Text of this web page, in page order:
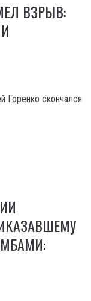
ВЗРЫВ:
Горенко скончался